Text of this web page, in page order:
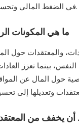
في الضغط المالي وتحسنًا في صحتهم المالية العامة.
ما هي المكونات
والمعتقدات حول
بينما تعزز
حول المال عن
يخفف من